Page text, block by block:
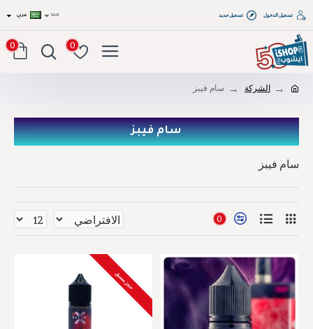
تسجيل الدخول تسجيل جديد SAR عربي
0
0
الشركة سام فيبز
سام فيبز
سام فيبز
0
حجز مسبق